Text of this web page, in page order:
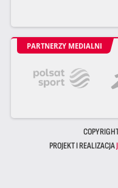
PARTNERZY MEDIALNI
PROJEKT I REALIZACJA